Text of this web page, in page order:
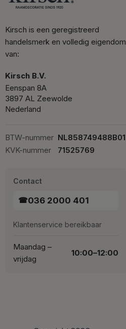
Kirsch is een geregistreerd
handelsmerk en volledig eigendom
van:
Kirsch B.V.
Eenspan 8A
3897 AL Zeewolde
Nederland
BTW-nummer NL858749488B01
KVK-nummer
71525769
Contact
☎036 2000 401
Klantenservice bereikbaar
Maandag –
vrijdag
10:00–12:00